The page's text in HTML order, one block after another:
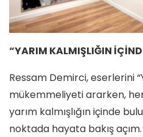
“YARIM KALMIŞLIĞIN
Ressam Demirci, eserlerini
mükemmeliyeti ararken,
yarım kalmışlığın içinde
noktada hayata bakış